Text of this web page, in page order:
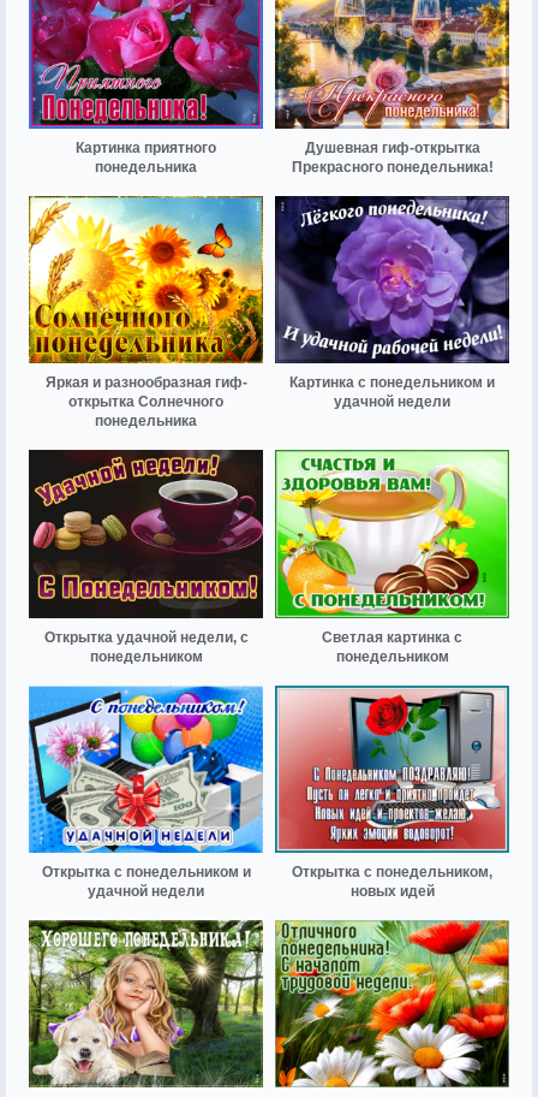
Картинка приятного
понедельника
Душевная гиф-открытка
Прекрасного понедельника!
Яркая и разнообразная гиф-
открытка Солнечного
понедельника
Картинка с понедельником и
удачной недели
Открытка удачной недели, с
понедельником
Светлая картинка с
понедельником
Открытка с понедельником и
удачной недели
Открытка с понедельником,
новых идей